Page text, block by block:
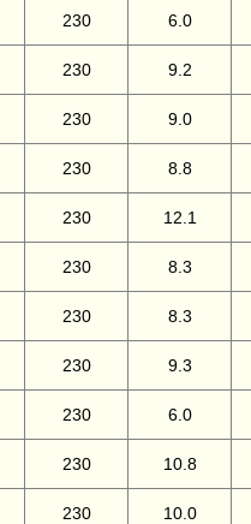
230 6.0
230 9.2
230 9.0
230 8.8
230 12.1
230 8.3
230 8.3
230 9.3
230 6.0
230 10.8
230 10.0